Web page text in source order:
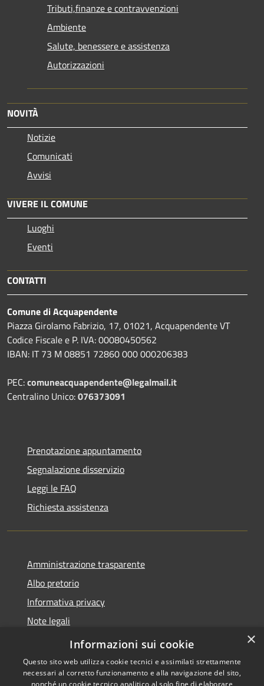
Tributi,finanze e contravvenzioni
Ambiente
Salute, benessere e assistenza
Autorizzazioni
NOVITÀ
Notizie
Comunicati
Avvisi
VIVERE IL COMUNE
Luoghi
Eventi
CONTATTI
Comune di Acquapendente
Piazza Girolamo Fabrizio, 17, 01021, Acquapendente VT
Codice Fiscale e P. IVA: 00080450562
IBAN: IT 73 M 08851 72860 000 000206383
PEC:comuneacquapendente@legalmail.it
Centralino Unico:076373091
Prenotazione appuntamento
Segnalazione disservizio
Leggi le FAQ
Richiesta assistenza
Amministrazione trasparente
Albo pretorio
Informativa privacy
Note legali
Dichiarazione di accessibilità
×
Informazioni sui cookie
Questo sito web utilizza cookie tecnici e assimilati strettamente
necessari al corretto funzionamento e alla navigazione del sito,
nonché un cookie tecnico analitico al solo fine di elaborare